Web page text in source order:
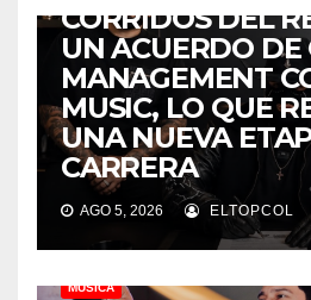
CORRIDOS DEL
UN ACUERDO DE
MANAGEMENT
MUSIC, LO QUE
UNA NUEVA
CARRERA
AGO 5, 2026 ELTOPCOL
MÚSICA